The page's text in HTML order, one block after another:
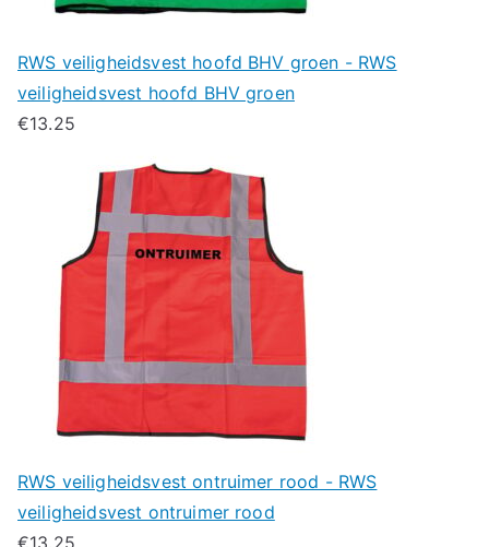
RWS veiligheidsvest hoofd BHV groen - RWS
veiligheidsvest hoofd BHV groen
€13.25
RWS veiligheidsvest ontruimer rood - RWS
veiligheidsvest ontruimer rood
€13.25